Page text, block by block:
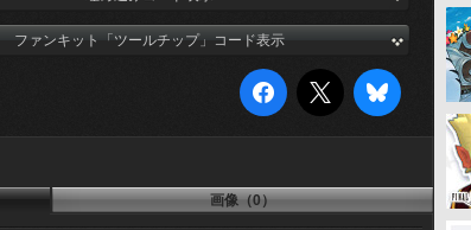
ファンキット「ツールチップ」コード表示
画像（0）